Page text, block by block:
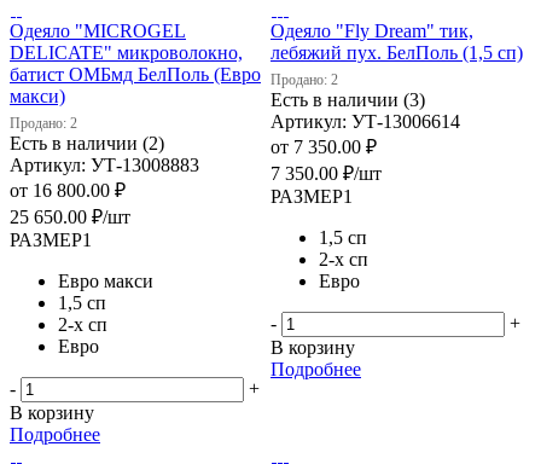
Одеяло "MICROGEL
DELICATE" микроволокно,
батист ОМБмд БелПоль (Евро
макси)
Продано: 2
Есть в наличии (2)
Артикул: УТ-13008883
от 16 800.00 ₽
25 650.00 ₽/шт
РАЗМЕР1
Евро макси
1,5 сп
2-х сп
Евро
-
+
В корзину
Подробнее
Одеяло "Fly Dream" тик,
лебяжий пух. БелПоль (1,5 сп)
Продано: 2
Есть в наличии (3)
Артикул: УТ-13006614
от 7 350.00 ₽
7 350.00 ₽/шт
РАЗМЕР1
1,5 сп
2-х сп
Евро
-
+
В корзину
Подробнее